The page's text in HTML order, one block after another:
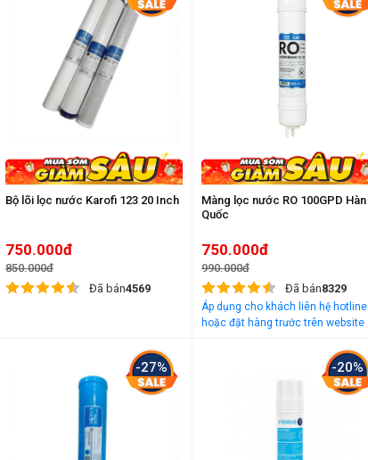
Bộ lõi lọc nước Karofi 123 20 Inch
750.000đ
850.000đ
Đã bán4569
Màng lọc nước RO 100GPD Hàn
Quốc
750.000đ
990.000đ
Đã bán8329
Áp dụng cho khách liên hệ hotline
hoặc đặt hàng trước trên website
-27% -20%